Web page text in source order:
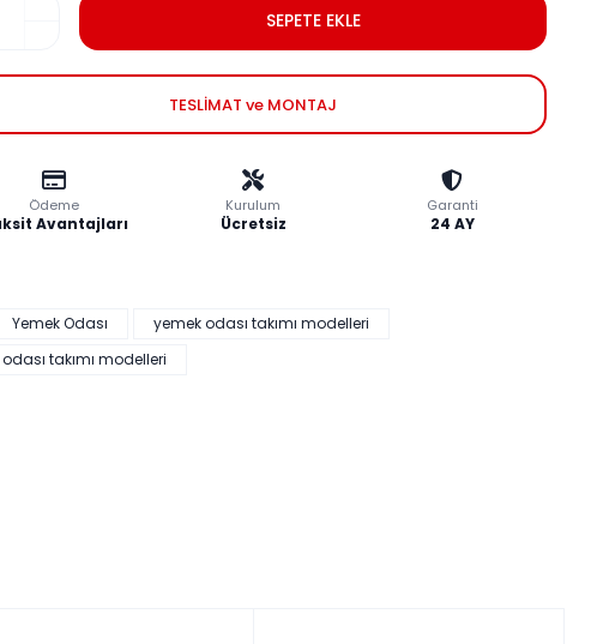
SEPETE EKLE
TESLİMAT ve MONTAJ
Ödeme
Avantajları
Kurulum
Ücretsiz
Garanti
24 AY
Yemek Odası
yemek odası takımı modelleri
takımı modelleri